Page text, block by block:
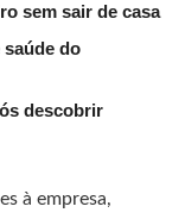
sem sair de casa
saúde do
descobrir
à empresa,